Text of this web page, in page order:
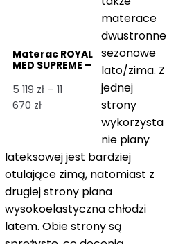
Materac ROYAL
MED SUPREME –
5 119 zł – 11
670 złZakres
5
119 zł
do
670 zł
materace
dwustronne
sezonowe
lato/zima. Z
jednej
strony
wykorzysta
nie piany
lateksowej jest bardziej
otulające zimą, natomiast z
drugiej strony piana
wysokoelastyczna chłodzi
latem. Obie strony są